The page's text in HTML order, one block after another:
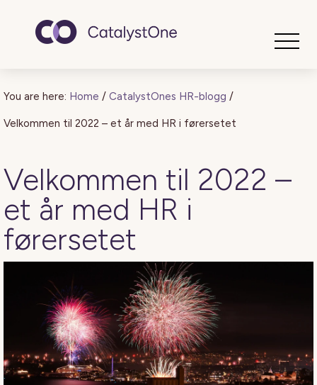
You are here: Home / CatalystOnes HR-blogg /
Velkommen til 2022 – et år med HR i førersetet
Velkommen til 2022 –
et år med HR i
førersetet